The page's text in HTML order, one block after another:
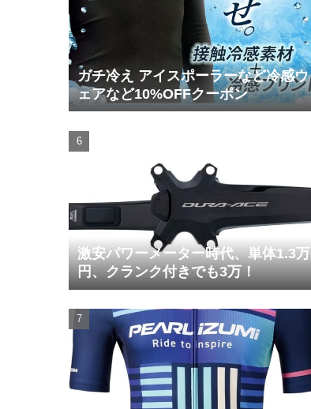
ガチ冷え アイスポーラーなど冷感ウ
ェアなど10%OFFクーポン
激安パワーメーター時代、単体1.3万
円、クランク付きでも3万！